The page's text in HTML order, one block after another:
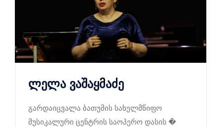
ლელა ვაშაყმაძე
გარდაიცვალა ბათუმის სახელმწიფო
მუსიკალური ცენტრის საოპერო დასის �